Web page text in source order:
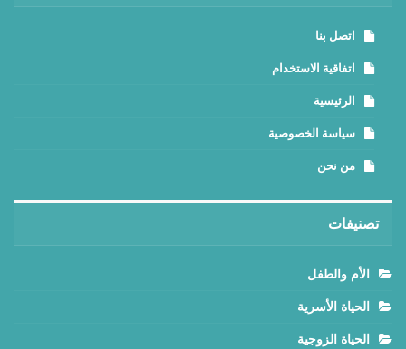
اتصل بنا
اتفاقية الاستخدام
الرئيسية
سياسة الخصوصية
من نحن
تصنيفات
الأم والطفل
الحياة الأسرية
الحياة الزوجية